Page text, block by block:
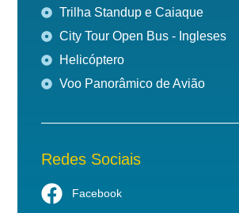
Trilha Standup e Caiaque
City Tour Open Bus - Ingleses
Helicóptero
Voo Panorâmico de Avião
Redes Sociais
Facebook